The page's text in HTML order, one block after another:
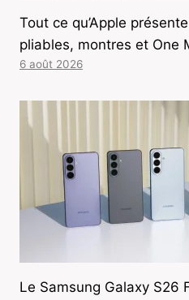
Tout ce qu’Apple
pliables, montres et One
6 août 2026
Le Samsung Galaxy S26